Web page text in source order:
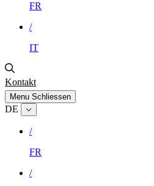
FR
/
IT
Kontakt
Menu Schliessen
DE
/
FR
/